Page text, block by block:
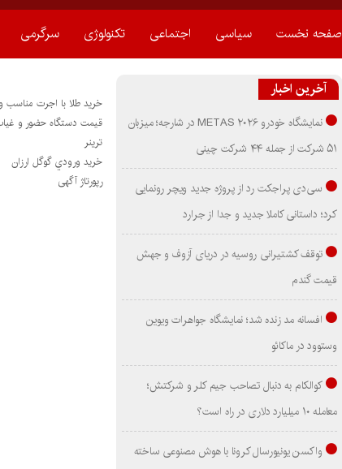
صفحه نخست سیاسی اجتماعی تکنولوژی سرگرمی
آخرین اخبار
نمایشگاه خودرو METAS ۲۰۲۶ در شارجه؛ میزبان
۵۱ شرکت از جمله ۴۴ شرکت چینی
سی‌دی پراجکت رد از پروژه جدید ویچر رونمایی
کرد؛ داستانی کاملا جدید و جدا از جرارد
توقف کشتیرانی روسیه در دریای آزوف و جهش
قیمت گندم
افسانه مد زنده شد؛ نمایشگاه جواهرات ویوین
وستوود در ماکائو
کوالکام به دنبال تصاحب جیم کلر و شرکتش؛
معامله ۱۰ میلیارد دلاری در راه است؟
واکسن یونیورسال کرونا با هوش مصنوعی ساخته
خرید طلا با اجرت مناسب
قیمت دستگاه حضور و
ترينر
خريد ورودي گوگل ارزان
رپورتاژ آگهی